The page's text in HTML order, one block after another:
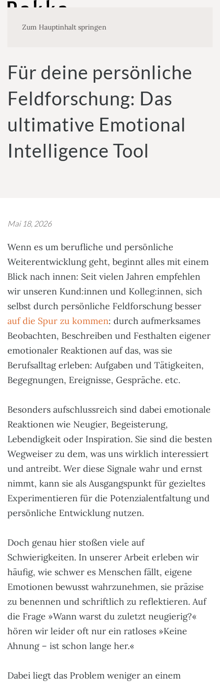
Zum Hauptinhalt springen
Für deine persönliche
Feldforschung: Das
ultimative Emotional
Intelligence Tool
Mai 18, 2026
Wenn es um berufliche und persönliche
Weiterentwicklung geht, beginnt alles mit einem
Blick nach innen: Seit vielen Jahren empfehlen
wir unseren Kund:innen und Kolleg:innen, sich
selbst durch persönliche Feldforschung besser
auf die Spur zu kommen: durch aufmerksames
Beobachten, Beschreiben und Festhalten eigener
emotionaler Reaktionen auf das, was sie
Berufsalltag erleben: Aufgaben und Tätigkeiten,
Begegnungen, Ereignisse, Gespräche. etc.
Besonders aufschlussreich sind dabei emotionale
Reaktionen wie Neugier, Begeisterung,
Lebendigkeit oder Inspiration. Sie sind die besten
Wegweiser zu dem, was uns wirklich interessiert
und antreibt. Wer diese Signale wahr und ernst
nimmt, kann sie als Ausgangspunkt für gezieltes
Experimentieren für die Potenzialentfaltung und
persönliche Entwicklung nutzen.
Doch genau hier stoßen viele auf
Schwierigkeiten. In unserer Arbeit erleben wir
häufig, wie schwer es Menschen fällt, eigene
Emotionen bewusst wahrzunehmen, sie präzise
zu benennen und schriftlich zu reflektieren. Auf
die Frage »Wann warst du zuletzt neugierig?«
hören wir leider oft nur ein ratloses »Keine
Ahnung – ist schon lange her.«
Dabei liegt das Problem weniger an einem